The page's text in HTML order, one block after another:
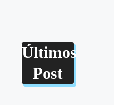
Últimos
Post